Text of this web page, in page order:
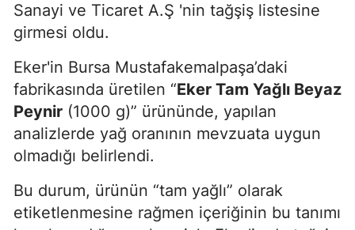
Sanayi ve Ticaret A.Ş 'nin tağşiş listesine
girmesi oldu.
Eker'in Bursa Mustafakemalpaşa’daki
fabrikasında üretilen “Eker Tam Yağlı Beyaz
Peynir (1000 g)” ürününde, yapılan
analizlerde yağ oranının mevzuata uygun
olmadığı belirlendi.
Bu durum, ürünün “tam yağlı” olarak
etiketlenmesine rağmen içeriğinin bu tanımı